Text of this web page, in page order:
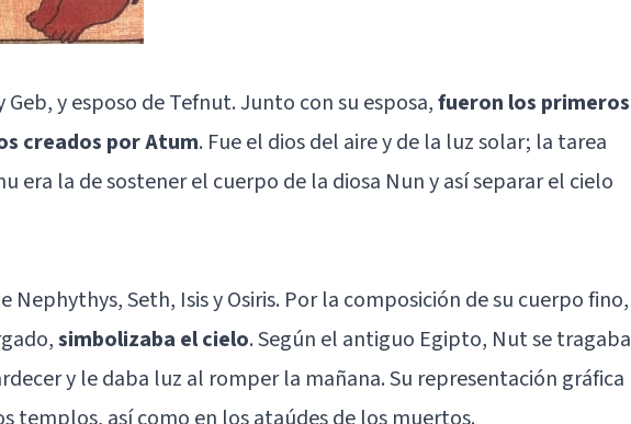
Geb, y esposo de Tefnut. Junto con su esposa,fueron los primeros
creados por Atum. Fue el dios del aire y de la luz solar; la tarea
era la de sostener el cuerpo de la diosa Nun y así separar el cielo
Nephythys, Seth, Isis y Osiris. Por la composición de su cuerpo fino,
simbolizaba el cielo. Según el antiguo Egipto, Nut se tragaba
y le daba luz al romper la mañana. Su representación gráfica